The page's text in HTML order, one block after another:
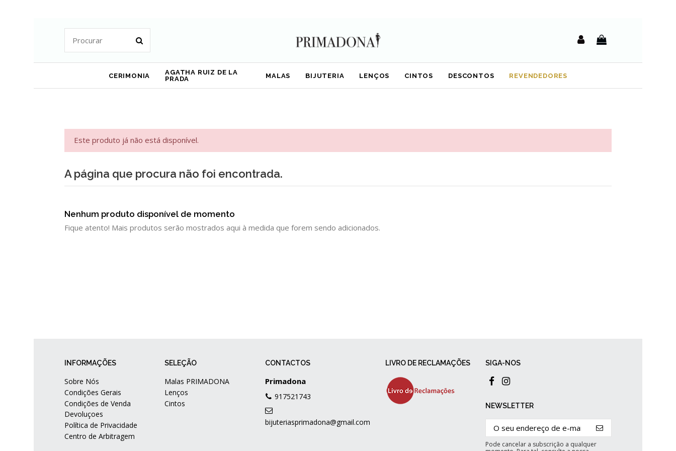
CERIMONIA
AGATHA RUIZ DE LA
PRADA
MALAS BIJUTERIA LENÇOS CINTOS DESCONTOS REVENDEDORES
Este produto já não está disponível.
A página que procura não foi encontrada.
Nenhum produto disponível de momento
Fique atento! Mais produtos serão mostrados aqui à medida que forem sendo adicionados.
INFORMAÇÕES
Sobre Nós
Condições Gerais
Condições de Venda
Devoluçoes
Política de Privacidade
Centro de Arbitragem
SELEÇÃO
Malas PRIMADONA
Lenços
Cintos
CONTACTOS
Primadona
917521743
bijuteriasprimadona@gmail.com
LIVRO DE RECLAMAÇÕES SIGA-NOS
NEWSLETTER
Pode cancelar a subscrição a qualquer